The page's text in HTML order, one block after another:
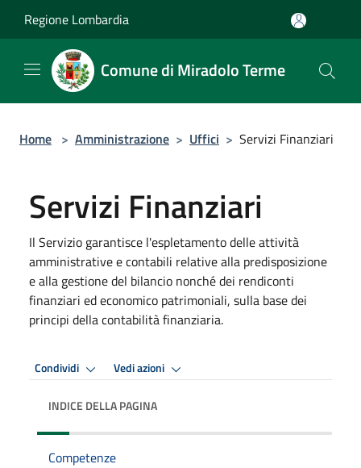
Regione Lombardia
Comune di Miradolo Terme
Home > Amministrazione > Uffici > Servizi Finanziari
Servizi Finanziari
Il Servizio garantisce l'espletamento delle attività
amministrative e contabili relative alla predisposizione
e alla gestione del bilancio nonché dei rendiconti
finanziari ed economico patrimoniali, sulla base dei
principi della contabilità finanziaria.
Condividi Vedi azioni
INDICE DELLA PAGINA
Competenze